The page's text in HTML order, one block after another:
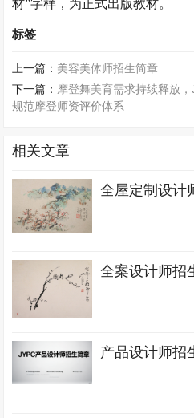
材”字样，为正式出版教材。
标签
上一篇： 美容美体师招生简章
下一篇： 摩登舞美育需求持续释放
规范摩登师资评价体系
相关文章
全屋定制设计
全案设计师招
产品设计师招